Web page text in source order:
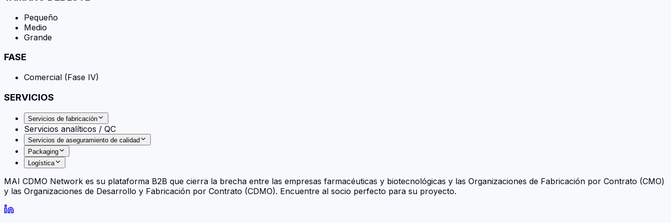
Pequeño
Medio
Grande
FASE
Comercial (Fase IV)
SERVICIOS
Servicios de fabricación
Servicios analíticos / QC
Servicios de aseguramiento de calidad
Packaging
Logística
MAI CDMO Network es su plataforma B2B que cierra la brecha entre las empresas farmacéuticas y biotecnológicas y las Organizaciones de Fabricación por Contrato (CMO)
y las Organizaciones de Desarrollo y Fabricación por Contrato (CDMO). Encuentre al socio perfecto para su proyecto.